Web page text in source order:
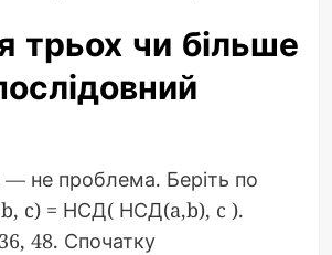
трьох чи більше
— не проблема. Беріть по
c) = НСД( НСД(a,b), c ).
48. Спочатку